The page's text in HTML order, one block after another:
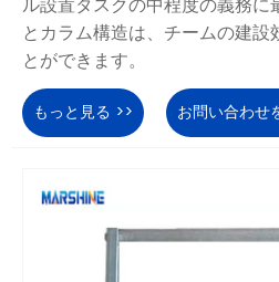
とカラム構造は、チームの建
とができます。
もっと見る >> お問い合わせ